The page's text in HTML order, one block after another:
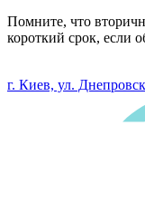
Помните, что
короткий срок, если
г. Киев, ул.